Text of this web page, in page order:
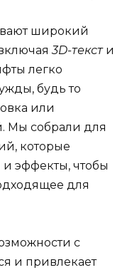
широкий
3D-тексти
легко
будь то
или
Мы собрали для
которые
эффекты, чтобы
для
с
и привлекает